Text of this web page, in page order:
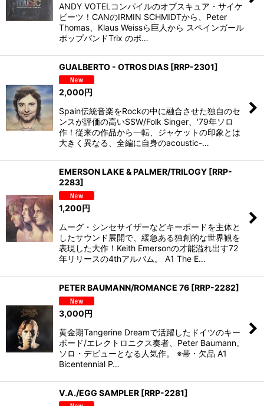
ANDY VOTELコンパイルのオブスキュア・サイケ
ビーツ！CANのIRMIN SCHMIDTから、Peter
Thomas、Klaus Weissら巨人から スペインガール
ポップバンドTrix のポ…
GUALBERTO - OTROS DIAS [RRP-2301]
2,000円
Spain伝統音楽をRockの中に融合させた独自のセ
ンスが評価の高いSSW/Folk Singer、'79年ソロ
作！従来の作品から一転、ジャケットの印象とは
大きく異なる、全編に自身のacoustic-…
EMERSON LAKE & PALMER/TRILOGY [RRP-
2283]
1,200円
ムーグ・シンセサイザーなどキーボードを主体と
したサウンド展開で、緩急ある独創的な世界観を
表現した大作！Keith Emersonの才能溢れ出す72
年リリースの4thアルバム。 A1 The E…
PETER BAUMANN/ROMANCE 76 [RRP-2282]
3,000円
黄金期Tangerine Dreamで活躍したドイツのキー
ボード/エレクトロニクス奏者、Peter Baumann。
ソロ・デビューとなる人気作。 ※帯・欠品 A1
Bicentennial P…
V.A./EGG SAMPLER [RRP-2281]